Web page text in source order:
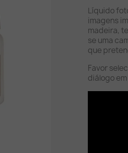
Líquido
imagens
madeira,
se uma
que
Favor
diálogo